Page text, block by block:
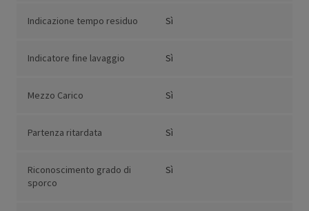
Indicazione tempo residuo Sì
Indicatore fine lavaggio Sì
Mezzo Carico Sì
Partenza ritardata Sì
Riconoscimento grado di
sporco
Sì